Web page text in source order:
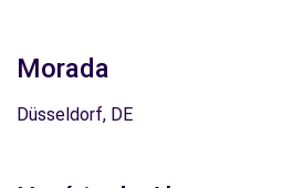
Morada
Düsseldorf, DE